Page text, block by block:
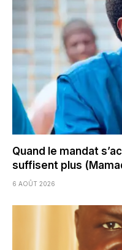
Quand le mandat
suffisent plus
6 AOÛT 2026